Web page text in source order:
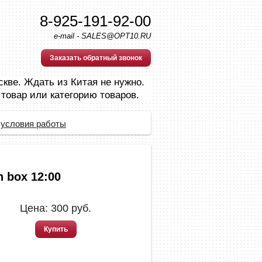
8-925-191-92-00
e-mail - SALES@OPT10.RU
Заказать обратный звонок
Ждать из Китая не нужно.
или категорию товаров.
работы
box 12:00
Цена: 300 руб.
Купить